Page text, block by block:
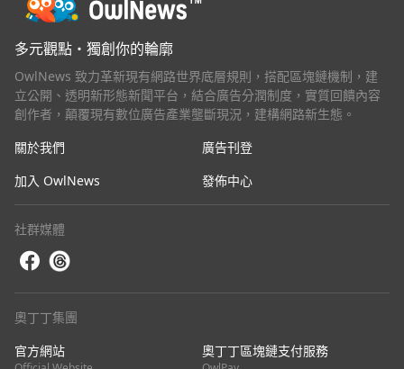
多元觀點・獨創你的輪廓
OwlNews 致力革新現有網路世界底層規則，搭配區塊鏈機制，建
立公開、透明新形態新聞平台，結合廣告分潤制度，實質回饋內容
創作者，顛覆現有數位廣告產業壟斷現況，建構網路新生態。
關於我們
廣告刊登
加入 OwlNews
發佈中心
社群媒體
奧丁丁集團
官方網站
奧丁丁區塊鏈支付服務